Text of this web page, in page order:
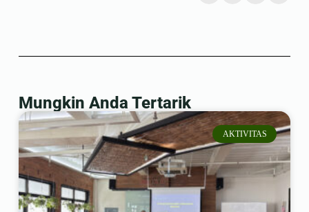
Mungkin Anda Tertarik
AKTIVITAS